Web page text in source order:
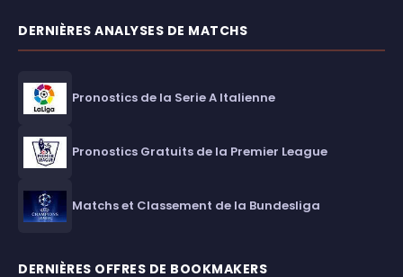
DERNIÈRES ANALYSES DE MATCHS
Pronostics de la Serie A Italienne
Pronostics Gratuits de la Premier League
Matchs et Classement de la Bundesliga
DERNIÈRES OFFRES DE BOOKMAKERS